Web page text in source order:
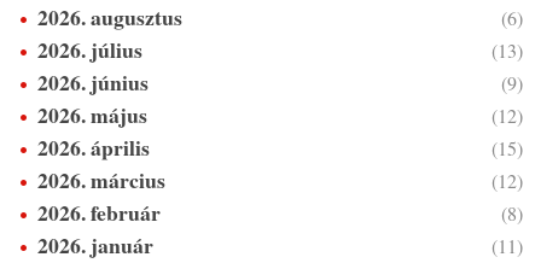
2026. augusztus (6)
2026. július (13)
2026. június (9)
2026. május (12)
2026. április (15)
2026. március (12)
2026. február (8)
2026. január (11)